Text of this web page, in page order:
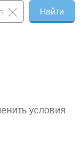
Найти
условия